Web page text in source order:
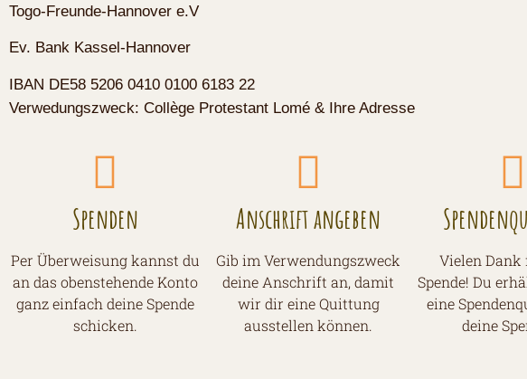
Togo-Freunde-Hannover e.V
Ev. Bank Kassel-Hannover
IBAN DE58 5206 0410 0100 6183 22
Verwedungszweck: Collège Protestant Lomé & Ihre Adresse
Spenden
Per Überweisung kannst du
an das obenstehende Konto
ganz einfach deine Spende
schicken.
Anschrift angeben
Gib im Verwendungszweck
deine Anschrift an, damit
wir dir eine Quittung
ausstellen können.
Vielen Dank
Spende! Du
eine
deine